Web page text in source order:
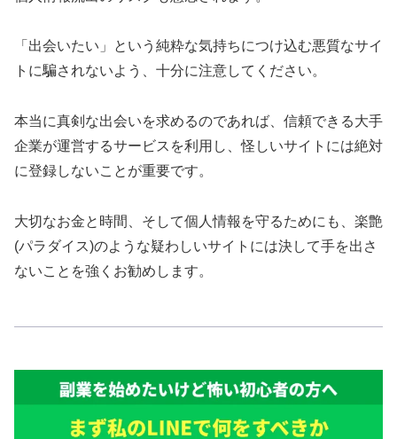
「出会いたい」という純粋な気持ちにつけ込む悪質なサイ
トに騙されないよう、十分に注意してください。
本当に真剣な出会いを求めるのであれば、信頼できる大手
企業が運営するサービスを利用し、怪しいサイトには絶対
に登録しないことが重要です。
大切なお金と時間、そして個人情報を守るためにも、楽艶
(パラダイス)のような疑わしいサイトには決して手を出さ
ないことを強くお勧めします。